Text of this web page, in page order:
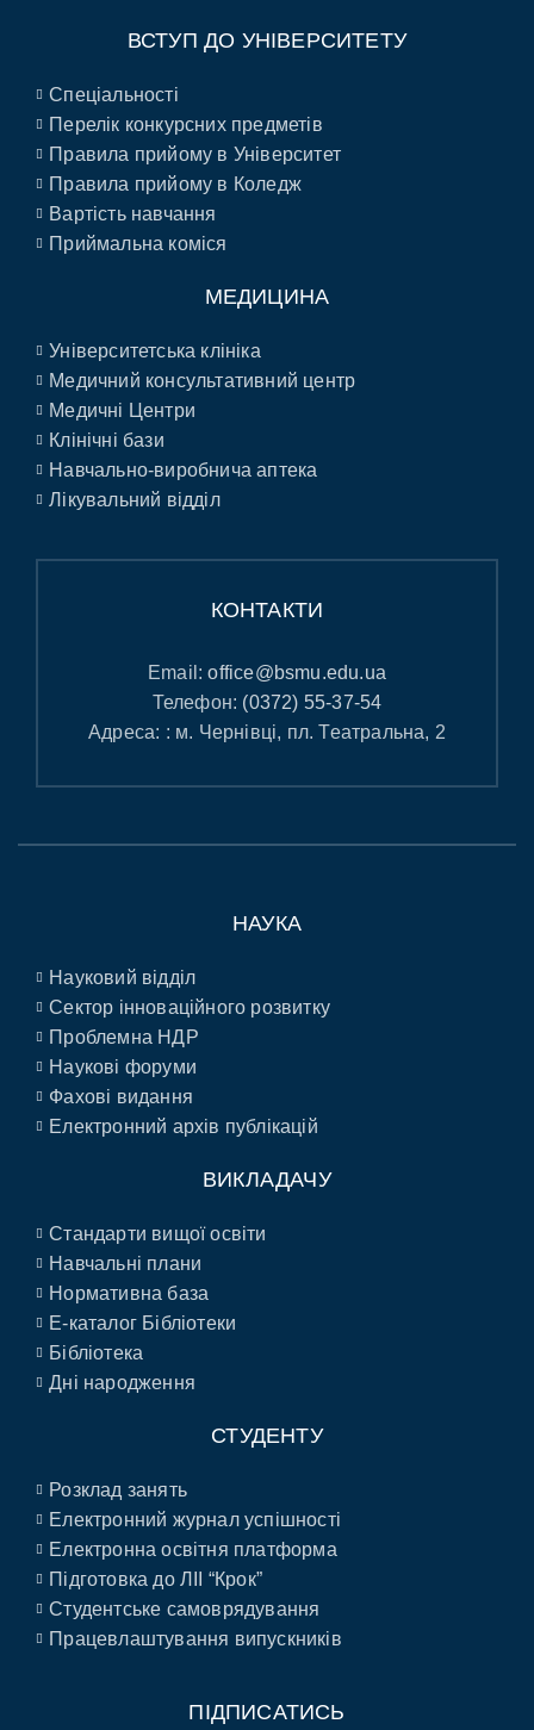
ВСТУП ДО УНІВЕРСИТЕТУ
Спеціальності
Перелік конкурсних предметів
Правила прийому в Університет
Правила прийому в Коледж
Вартість навчання
Приймальна коміся
МЕДИЦИНА
Університетська клініка
Медичний консультативний центр
Медичні Центри
Клінічні бази
Навчально-виробнича аптека
Лікувальний відділ
КОНТАКТИ
Email:office@bsmu.edu.ua
Телефон: (0372) 55-37-54
Адреса: : м. Чернівці, пл. Театральна, 2
НАУКА
Науковий відділ
Сектор інноваційного розвитку
Проблемна НДР
Наукові форуми
Фахові видання
Електронний архів публікацій
ВИКЛАДАЧУ
Стандарти вищої освіти
Навчальні плани
Нормативна база
E-каталог Бібліотеки
Бібліотека
Дні народження
СТУДЕНТУ
Розклад занять
Електронний журнал успішності
Електронна освітня платформа
Підготовка до ЛІІ “Крок”
Студентське самоврядування
Працевлаштування випускників
ПІДПИСАТИСЬ